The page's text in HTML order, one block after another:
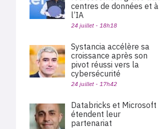
centres de données et à
l’IA
24 juillet - 18h18
Systancia accélère sa
croissance après son
pivot réussi vers la
cybersécurité
24 juillet - 17h42
Databricks et Microsoft
étendent leur
partenariat